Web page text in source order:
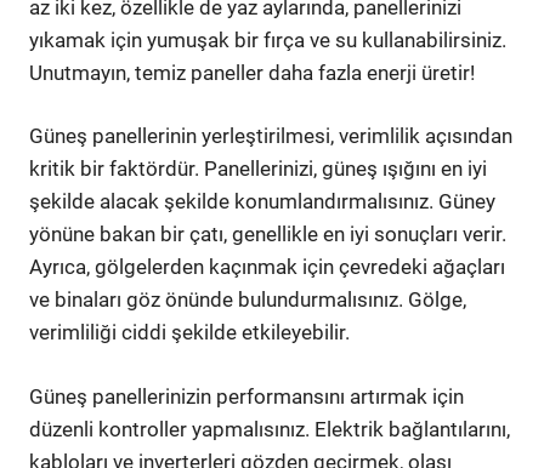
az iki kez, özellikle de yaz aylarında, panellerinizi
yıkamak için yumuşak bir fırça ve su kullanabilirsiniz.
Unutmayın, temiz paneller daha fazla enerji üretir!
Güneş panellerinin yerleştirilmesi, verimlilik açısından
kritik bir faktördür. Panellerinizi, güneş ışığını en iyi
şekilde alacak şekilde konumlandırmalısınız. Güney
yönüne bakan bir çatı, genellikle en iyi sonuçları verir.
Ayrıca, gölgelerden kaçınmak için çevredeki ağaçları
ve binaları göz önünde bulundurmalısınız. Gölge,
verimliliği ciddi şekilde etkileyebilir.
Güneş panellerinizin performansını artırmak için
düzenli kontroller yapmalısınız. Elektrik bağlantılarını,
kabloları ve inverterleri gözden geçirmek, olası